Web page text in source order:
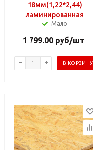
18мм(1,22*2,44)
ламинированная
Мало
1 799.00 руб/шт
В КОРЗИНУ